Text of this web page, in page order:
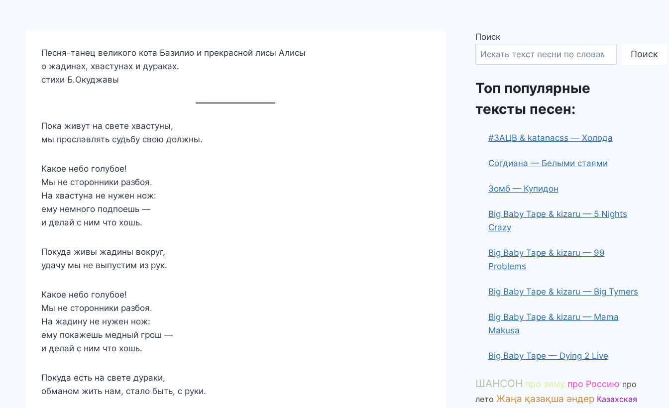
Песня-танец великого кота Базилио и прекрасной лисы Алисы
о жадинах, хвастунах и дураках.
стихи Б.Окуджавы
Пока живут на свете хвастуны,
мы прославлять судьбу свою должны.
Какое небо голубое!
Мы не сторонники разбоя.
На хвастуна не нужен нож:
ему немного подпоешь —
и делай с ним что хошь.
Покуда живы жадины вокруг,
удачу мы не выпустим из рук.
Какое небо голубое!
Мы не сторонники разбоя.
На жадину не нужен нож:
ему покажешь медный грош —
и делай с ним что хошь.
Покуда есть на свете дураки,
обманом жить нам, стало быть, с руки.
Поиск
Поиск
Топ популярные
тексты песен:
#ЗАЦВ & katanacss — Холода
Согдиана — Белыми стаями
Зомб — Купидон
Big Baby Tape & kizaru — 5 Nights
Crazy
Big Baby Tape & kizaru — 99
Problems
Big Baby Tape & kizaru — Big Tymers
Big Baby Tape & kizaru — Mama
Makusa
Big Baby Tape — Dying 2 Live
ШАНСОН про зиму про Россию про
лето Жаңа қазақша әндер Казахская